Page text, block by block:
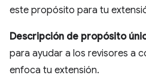
este propósito para tu
Descripción de propósito
para ayudar a los revisores a
enfoca tu extensión.